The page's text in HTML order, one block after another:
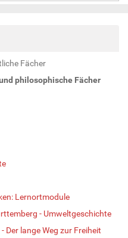
Fächer
philosophische Fächer
Lernortmodule
- Umweltgeschichte
Der lange Weg zur Freiheit